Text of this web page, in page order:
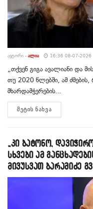
ᲐᲕᲢᲝᲠᲘ - ᲐᲚᲘᲐ 16:36 08-07-2026
„თქვენ გიგა ავალიანი და
თუ 2020 წლებში, ამ
მხარდამჭერების...
ᲛᲔᲢᲘᲡ ᲜᲐᲮᲕᲐ
„კი ბატონო,
სხვები ამ
მივუსვათ ბარამიძე